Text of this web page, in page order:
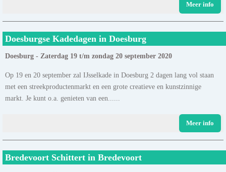
Meer info
Doesburgse Kadedagen in Doesburg
Doesburg - Zaterdag 19 t/m zondag 20 september 2020
Op 19 en 20 september zal IJsselkade in Doesburg 2 dagen lang vol staan
met een streekproductenmarkt en een grote creatieve en kunstzinnige
markt. Je kunt o.a. genieten van een......
Meer info
Bredevoort Schittert in Bredevoort